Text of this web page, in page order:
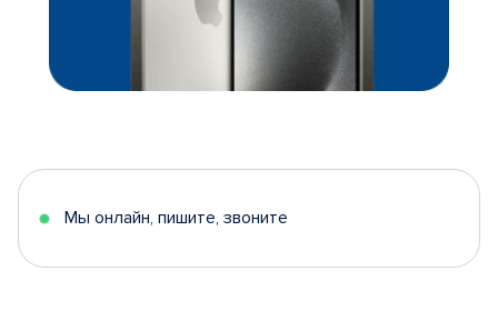
Мы онлайн, пишите, звоните